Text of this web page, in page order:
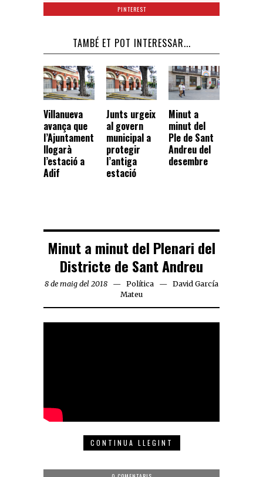
PINTEREST
TAMBÉ ET POT INTERESSAR...
Villanueva
avança que
l’Ajuntament
llogarà
l’estació a
Adif
Junts urgeix
al govern
municipal a
protegir
l’antiga
estació
Minut a
minut del
Ple de Sant
Andreu del
desembre
Minut a minut del Plenari del
Districte de Sant Andreu
8 de maig del 2018 Política
David García
Mateu
CONTINUA LLEGINT